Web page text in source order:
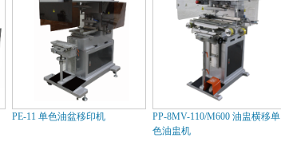
PE-11 单色油盆移印机
PP-8MV-110/M600 油盅横移单
色油盅机